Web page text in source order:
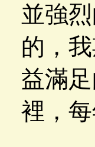
並強
的，
益滿
裡，